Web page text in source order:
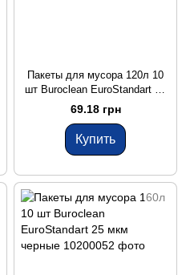
Пакеты для мусора 120л 10
шт Buroclean EuroStandart 21
мкм синие
69.18 грн
Купить